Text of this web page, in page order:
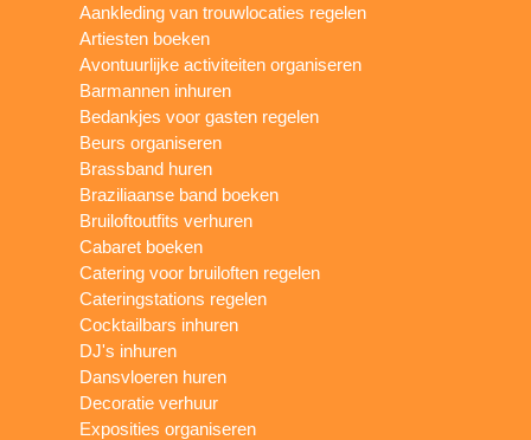
Aankleding van trouwlocaties regelen
Artiesten boeken
Avontuurlijke activiteiten organiseren
Barmannen inhuren
Bedankjes voor gasten regelen
Beurs organiseren
Brassband huren
Braziliaanse band boeken
Bruiloftoutfits verhuren
Cabaret boeken
Catering voor bruiloften regelen
Cateringstations regelen
Cocktailbars inhuren
DJ's inhuren
Dansvloeren huren
Decoratie verhuur
Exposities organiseren